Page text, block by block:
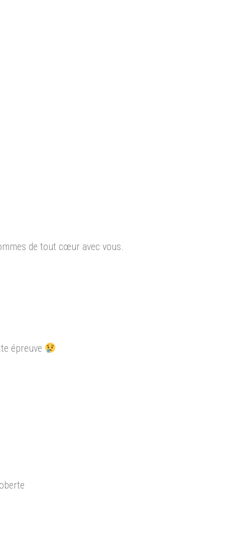
de tout cœur avec vous.
épreuve